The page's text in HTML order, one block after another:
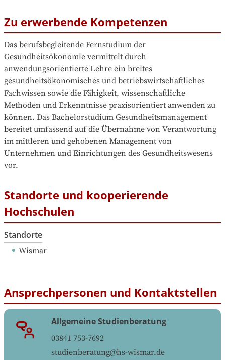
Zu erwerbende Kompetenzen
Das berufsbegleitende Fernstudium der
Gesundheitsökonomie vermittelt durch
anwendungsorientierte Lehre ein breites
gesundheitsökonomisches und betriebswirtschaftliches
Fachwissen sowie die Fähigkeit, wissenschaftliche
Methoden und Erkenntnisse praxisorientiert anwenden zu
können. Das Bachelorstudium Gesundheitsmanagement
bereitet umfassend auf die Übernahme von Verantwortung
im mittleren und gehobenen Management von
Unternehmen und Einrichtungen des Gesundheitswesens
vor.
Standorte und kooperierende
Hochschulen
Standorte
Wismar
Ansprechpersonen und Kontaktstellen
Allgemeine Studienberatung
03841 753-7692
studienberatung@hs-wismar.de